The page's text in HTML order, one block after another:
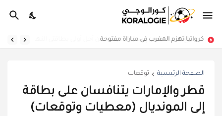
كرواتيا تهزم المغرب في مباراة مفتوحة
الصفحة الرئيسية توقعات
قطر والإمارات يتنافسان على بطاقة
إلى المونديال (معطيات وتوقعات)